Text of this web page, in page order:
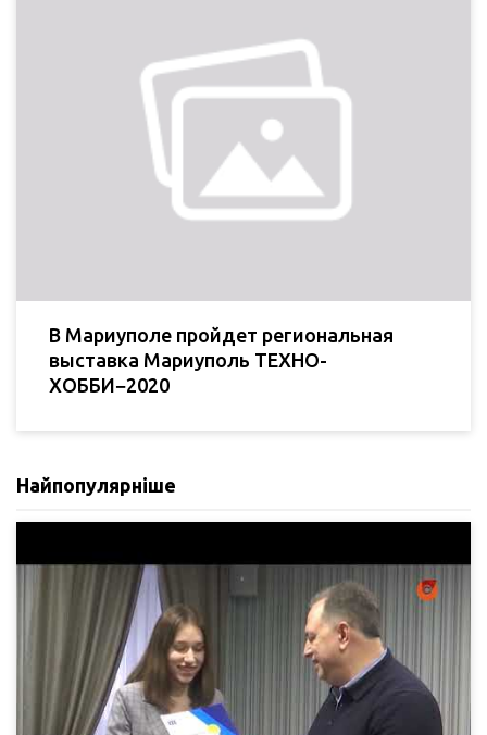
В Мариуполе пройдет региональная
выставка Мариуполь ТЕХНО-
ХОББИ−2020
Найпопулярніше